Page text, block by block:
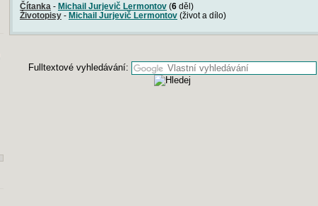
Čítanka - Michail Jurjevič Lermontov (6 děl)
Životopisy - Michail Jurjevič Lermontov (život a dílo)
Fulltextové vyhledávání: